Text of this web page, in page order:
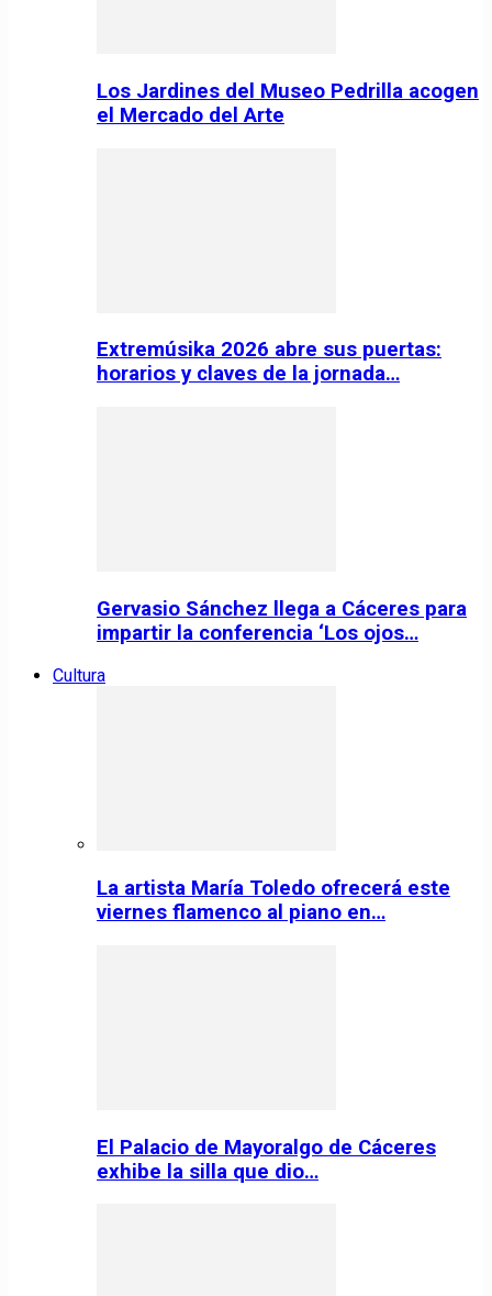
Los Jardines del Museo Pedrilla acogen
el Mercado del Arte
Extremúsika 2026 abre sus puertas:
horarios y claves de la jornada…
Gervasio Sánchez llega a Cáceres para
impartir la conferencia ‘Los ojos…
Cultura
La artista María Toledo ofrecerá este
viernes flamenco al piano en…
El Palacio de Mayoralgo de Cáceres
exhibe la silla que dio…